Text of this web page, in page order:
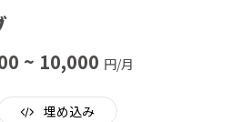
~ 10,000 円/月
埋め込み